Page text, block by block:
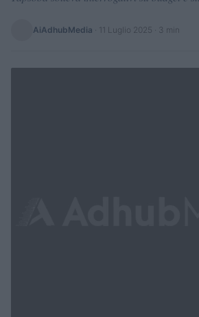
AiAdhubMedia 11 Luglio 2025 · 3 min